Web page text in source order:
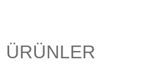
ÜRÜNLER